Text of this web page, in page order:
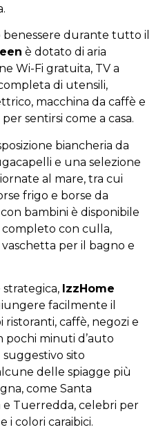
benessere durante tutto il
è dotato di aria
Wi-Fi gratuita, TV a
di utensili,
macchina da caffè e
sentirsi come a casa.
biancheria da
e una selezione
al mare, tra cui
frigo e borse da
bambini è disponibile
completo con culla,
per il bagno e
IzzHome
facilmente il
ristoranti, caffè, negozi e
pochi minuti d’auto
sito
delle spiagge più
come Santa
e Tuerredda, celebri per
i colori caraibici.